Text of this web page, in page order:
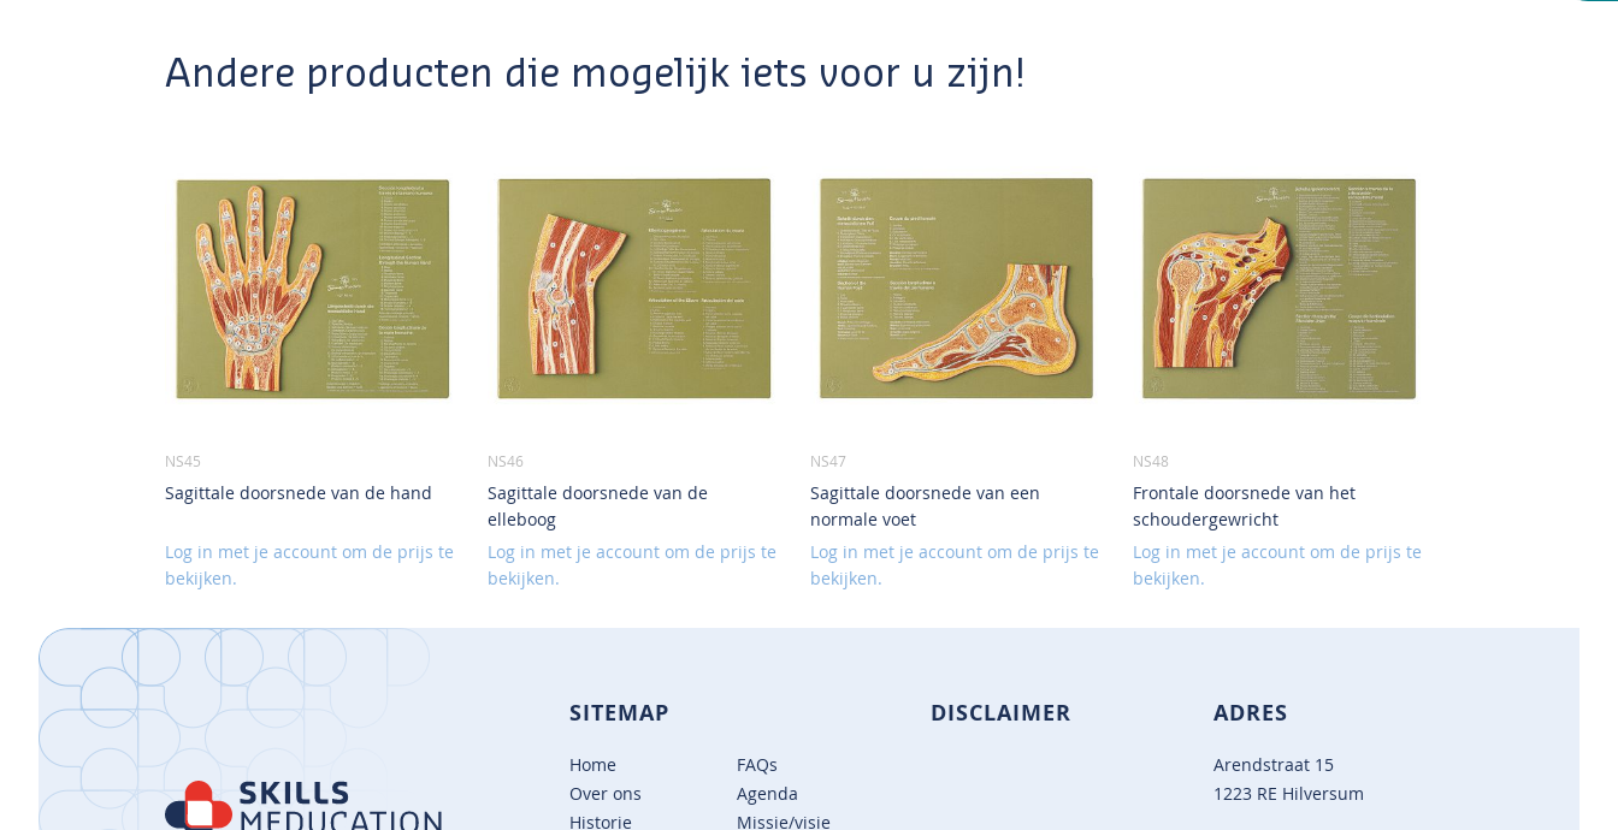
Andere producten die mogelijk iets voor u zijn!
NS45
Sagittale doorsnede van de hand
Log in met je account om de prijs te
bekijken.
NS46
Sagittale doorsnede van de
elleboog
Log in met je account om de prijs te
bekijken.
NS47
Sagittale doorsnede van een
normale voet
Log in met je account om de prijs te
bekijken.
NS48
Frontale doorsnede van het
schoudergewricht
Log in met je account om de prijs te
bekijken.
SITEMAP
Home
Over ons
Historie
FAQs
Agenda
Missie/visie
DISCLAIMER ADRES
Arendstraat 15
1223 RE Hilversum